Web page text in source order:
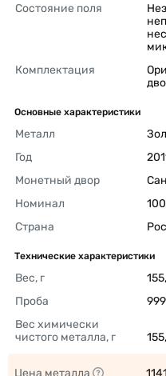
Состояние поля
Комплектация
Основные характеристики
Металл
Год
Монетный двор
Номинал
Страна
Технические характеристики
Вес, г
Проба
999
Вес химически
чистого металла, г
Цена металла